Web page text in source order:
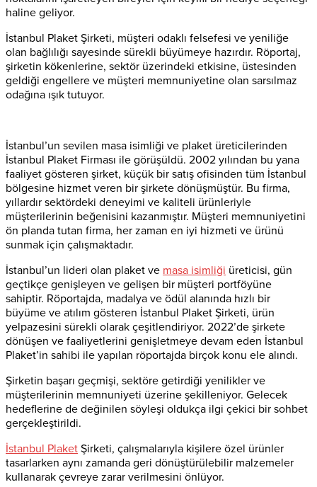
haline geliyor.
İstanbul Plaket Şirketi, müşteri odaklı felsefesi ve yeniliğe
olan bağlılığı sayesinde sürekli büyümeye hazırdır. Röportaj,
şirketin kökenlerine, sektör üzerindeki etkisine, üstesinden
geldiği engellere ve müşteri memnuniyetine olan sarsılmaz
odağına ışık tutuyor.
İstanbul’un sevilen masa isimliği ve plaket üreticilerinden
İstanbul Plaket Firması ile görüşüldü. 2002 yılından bu yana
faaliyet gösteren şirket, küçük bir satış ofisinden tüm İstanbul
bölgesine hizmet veren bir şirkete dönüşmüştür. Bu firma,
yıllardır sektördeki deneyimi ve kaliteli ürünleriyle
müşterilerinin beğenisini kazanmıştır. Müşteri memnuniyetini
ön planda tutan firma, her zaman en iyi hizmeti ve ürünü
sunmak için çalışmaktadır.
İstanbul’un lideri olan plaket ve masa isimliği üreticisi, gün
geçtikçe genişleyen ve gelişen bir müşteri portföyüne
sahiptir. Röportajda, madalya ve ödül alanında hızlı bir
büyüme ve atılım gösteren İstanbul Plaket Şirketi, ürün
yelpazesini sürekli olarak çeşitlendiriyor. 2022’de şirkete
dönüşen ve faaliyetlerini genişletmeye devam eden İstanbul
Plaket’in sahibi ile yapılan röportajda birçok konu ele alındı.
Şirketin başarı geçmişi, sektöre getirdiği yenilikler ve
müşterilerinin memnuniyeti üzerine şekilleniyor. Gelecek
hedeflerine de değinilen söyleşi oldukça ilgi çekici bir sohbet
gerçekleştirildi.
İstanbul Plaket Şirketi, çalışmalarıyla kişilere özel ürünler
tasarlarken aynı zamanda geri dönüştürülebilir malzemeler
kullanarak çevreye zarar verilmesini önlüyor.